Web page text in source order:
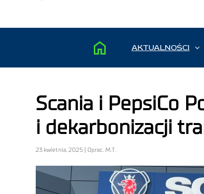
AKTUALNOŚCI
Scania i PepsiCo
i dekarbonizacji
23 kwietnia, 2025 | Oprac. M.T.